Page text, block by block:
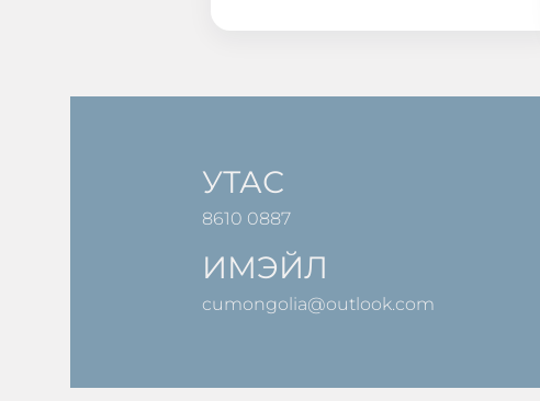
УТАС
8610 0887
ИМЭЙЛ
cumongolia@outlook.com